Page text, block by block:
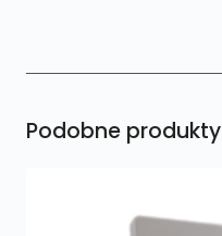
Podobne produkty